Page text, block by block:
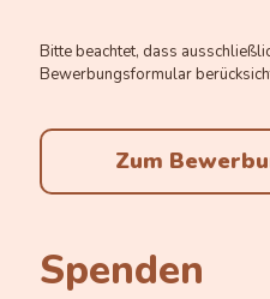
Bitte beachtet, dass
Bewerbungsformular
Zum
Spenden